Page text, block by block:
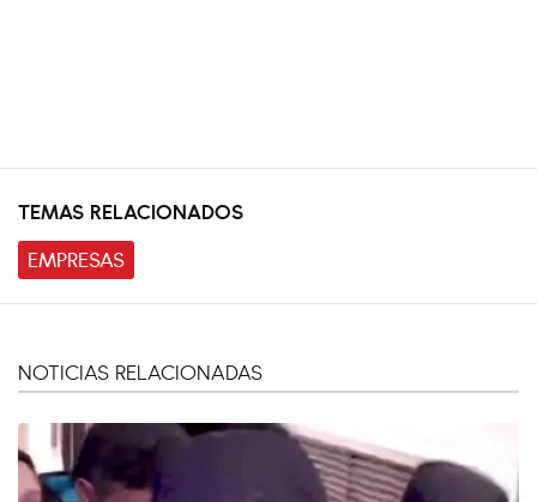
TEMAS RELACIONADOS
EMPRESAS
NOTICIAS RELACIONADAS